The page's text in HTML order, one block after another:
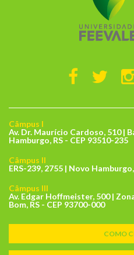
Câmpus I
Av. Dr. Maurício Cardoso, 510 |
Hamburgo, RS - CEP 93510-235
Câmpus II
ERS-239, 2755 | Novo
Câmpus III
Av. Edgar Hoffmeister, 500 |
Bom, RS - CEP 93700-000
COMO